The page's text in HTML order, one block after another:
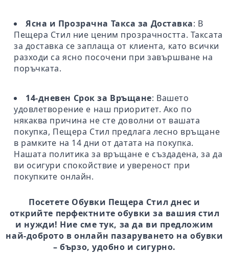
Ясна и Прозрачна Такса за Доставка: В
Пещера Стил ние ценим прозрачността. Таксата
за доставка се заплаща от клиента, като всички
разходи са ясно посочени при завършване на
поръчката.
14-дневен Срок за Връщане: Вашето
удовлетворение е наш приоритет. Ако по
някаква причина не сте доволни от вашата
покупка, Пещера Стил предлага лесно връщане
в рамките на 14 дни от датата на покупка.
Нашата политика за връщане е създадена, за да
ви осигури спокойствие и увереност при
покупките онлайн.
Посетете Обувки Пещера Стил днес и
открийте перфектните обувки за вашия стил
и нужди! Ние сме тук, за да ви предложим
най-доброто в онлайн пазаруването на обувки
– бързо, удобно и сигурно.